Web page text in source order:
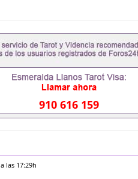
910 616 159
las 17:29h